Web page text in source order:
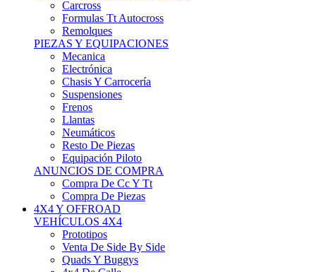
Remolques
PIEZAS Y EQUIPACIONES
Mecanica
Electrónica
Chasis Y Carrocería
Suspensiones
Frenos
Llantas
Neumáticos
Resto De Piezas
Equipación Piloto
ANUNCIOS DE COMPRA
Compra De Cc Y Tt
Compra De Piezas
4X4 Y OFFROAD
VEHÍCULOS 4X4
Prototipos
Venta De Side By Side
Quads Y Buggys
4x4 De Calle
PIEZAS PARA 4X4